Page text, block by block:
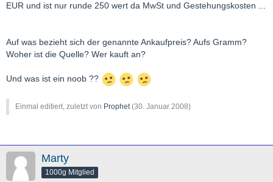
EUR und ist nur runde 250 wert da MwSt und Gestehungskosten ...
Auf was bezieht sich der genannte Ankaufpreis? Aufs Gramm?
Woher ist die Quelle? Wer kauft an?
Und was ist ein noob ??
Einmal editiert, zuletzt von Prophet(30. Januar 2008)
Marty
1000g Mitglied